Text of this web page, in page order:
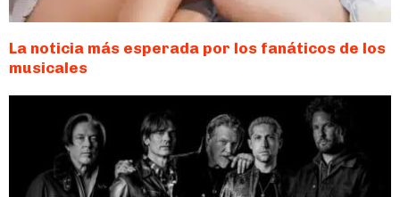
La noticia más esperada por los fanáticos de los
musicales